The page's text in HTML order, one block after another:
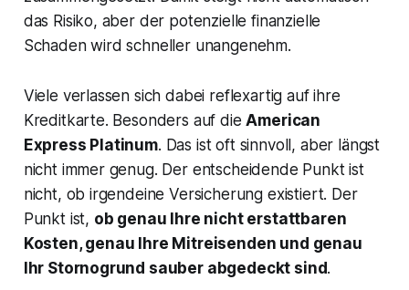
das Risiko, aber der potenzielle finanzielle
Schaden wird schneller unangenehm.
Viele verlassen sich dabei reflexartig auf ihre
Kreditkarte. Besonders auf dieAmerican
Express Platinum. Das ist oft sinnvoll, aber längst
nicht immer genug. Der entscheidende Punkt ist
nicht, ob irgendeine Versicherung existiert. Der
Punkt ist, ob genau Ihre nicht erstattbaren
Kosten, genau Ihre Mitreisenden und genau
Ihr Stornogrund sauber abgedeckt sind.